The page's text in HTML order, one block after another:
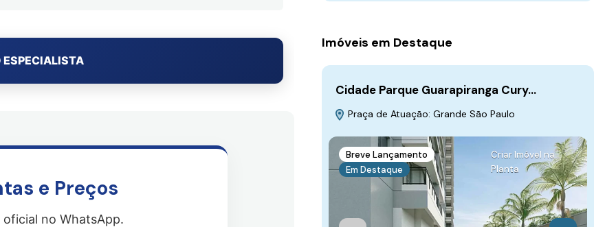
ESPECIALISTA
e Preços
no WhatsApp.
Imóveis em Destaque
Cidade Parque Guarapiranga Cury…
Praça de Atuação: Grande São Paulo
Breve Lançamento
Em Destaque
Criar Imóvel na
Planta